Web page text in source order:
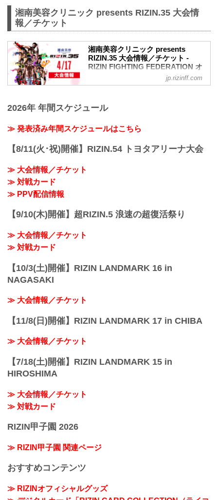
「RIZIN FIGHTING FEDERATION」（ラ
ン）の情報・加盟団体について発信して
いきます。
湘南美容クリニック presents RIZIN.35 大会情
報／チケット
湘南美容クリニック presents
RIZIN.35 大会情報／チケット -
RIZIN FIGHTING FEDERATION オ
湘南美容クリニック presents RIZIN.35
2022年4月17日（日）12:30開場（予定）/
14:00開始（予定）
※開場・開始時間は予定です。決定次第
RIZIN FFオフィシャルサイトにてご案内
ご了承ください。
会場
jp.rizinff.com
2026年 年間スケジュール
≫ 発表済み年間スケジュールはこちら
【8/11(火･祝)開催】RIZIN.54 トヨタアリーナ大会
≫ 大会情報／チケット
≫ 対戦カード
≫ PPV配信情報
【9/10(木)開催】超RIZIN.5 浪速の超復活祭り
≫ 大会情報／チケット
≫ 対戦カード
【10/3(土)開催】RIZIN LANDMARK 16 in
NAGASAKI
≫ 大会情報／チケット
【11/8(日)開催】RIZIN LANDMARK 17 in CHIBA
≫ 大会情報／チケット
【7/18(土)開催】RIZIN LANDMARK 15 in
HIROSHIMA
≫ 大会情報／チケット
≫ 対戦カード
RIZIN甲子園 2026
≫ RIZIN甲子園 関連ページ
おすすめコンテンツ
≫ RIZINオフィシャルグッズ